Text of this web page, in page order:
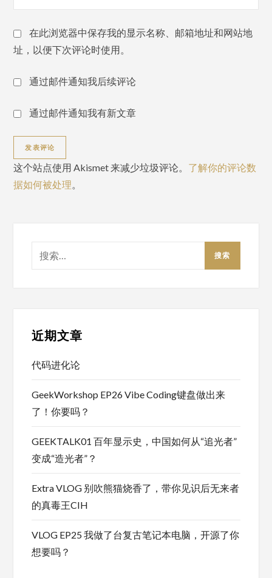
在此浏览器中保存我的显示名称、邮箱地址和网站地
址，以便下次评论时使用。
通过邮件通知我后续评论
通过邮件通知我有新文章
这个站点使用 Akismet 来减少垃圾评论。 了解你的评论数
据如何被处理。
搜
索：
近期文章
代码进化论
GeekWorkshop EP26 Vibe Coding键盘做出来
了！你要吗？
GEEKTALK01 百年显示史，中国如何从“追光者”
变成“造光者”？
Extra VLOG 别吹熊猫烧香了，带你见识后无来者
的真毒王CIH
VLOG EP25 我做了台复古笔记本电脑，开源了你
想要吗？